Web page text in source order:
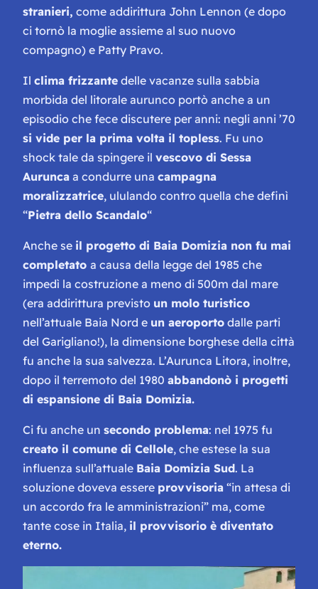
stranieri, come addirittura John Lennon (e dopo
ci tornò la moglie assieme al suo nuovo
compagno) e Patty Pravo.
Il clima frizzante delle vacanze sulla sabbia
morbida del litorale aurunco portò anche a un
episodio che fece discutere per anni: negli anni ’70
si vide per la prima volta il topless. Fu uno
shock tale da spingere il vescovo di Sessa
Aurunca a condurre una campagna
moralizzatrice, ululando contro quella che definì
“Pietra dello Scandalo“
Anche se il progetto di Baia Domizia non fu mai
completato a causa della legge del 1985 che
impedì la costruzione a meno di 500m dal mare
(era addirittura previsto un molo turistico
nell’attuale Baia Nord e un aeroporto dalle parti
del Garigliano!), la dimensione borghese della città
fu anche la sua salvezza. L’Aurunca Litora, inoltre,
dopo il terremoto del 1980 abbandonò i progetti
di espansione di Baia Domizia.
Ci fu anche un secondo problema: nel 1975 fu
creato il comune di Cellole, che estese la sua
influenza sull’attuale Baia Domizia Sud. La
soluzione doveva essere provvisoria “in attesa di
un accordo fra le amministrazioni” ma, come
tante cose in Italia, il provvisorio è diventato
eterno.